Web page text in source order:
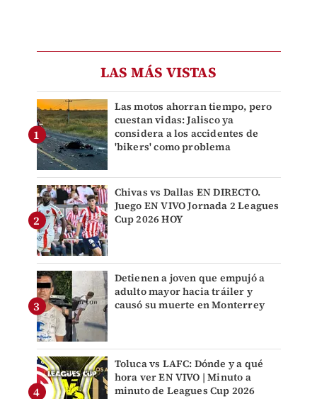
LAS MÁS VISTAS
Las motos ahorran tiempo, pero
cuestan vidas: Jalisco ya
considera a los accidentes de
'bikers' como problema
Chivas vs Dallas EN DIRECTO.
Juego EN VIVO Jornada 2 Leagues
Cup 2026 HOY
Detienen a joven que empujó a
adulto mayor hacia tráiler y
causó su muerte en Monterrey
Toluca vs LAFC: Dónde y a qué
hora ver EN VIVO | Minuto a
minuto de Leagues Cup 2026